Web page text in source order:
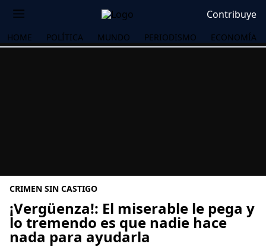
Contribuye
HOME POLÍTICA MUNDO PERIODISMO ECONOMÍA
CRIMEN SIN CASTIGO
¡Vergüenza!: El miserable le pega y
lo tremendo es que nadie hace
nada para ayudarla